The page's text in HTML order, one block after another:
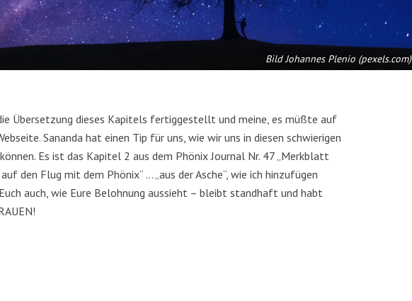
Bild Johannes Plenio (pexels.com)
Übersetzung dieses Kapitels fertiggestellt und meine, es müßte auf
Sananda hat einen Tip für uns, wie wir uns in diesen schwierigen
Es ist das Kapitel 2 aus dem Phönix Journal Nr. 47 „Merkblatt
den Flug mit dem Phönix“ … „aus der Asche“, wie ich hinzufügen
auch, wie Eure Belohnung aussieht – bleibt standhaft und habt